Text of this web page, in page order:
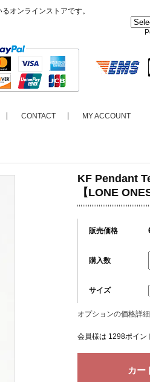
オンラインストアです。
CONTACT MY ACCOUNT
KF Pendant
【LONE ONES
販売価格
購入数
サイズ
オプションの価格詳
会員様は 1298ポイン